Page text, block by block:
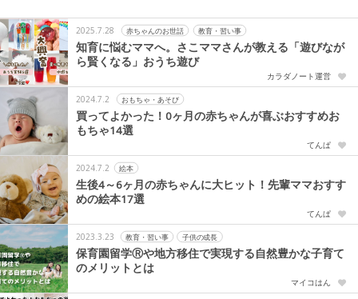
2025.7.28 赤ちゃんのお世話 教育・習い事
知育に悩むママへ。さこママさんが教える「遊びなが
ら賢くなる」おうち遊び
カラダノート運営
2024.7.2 おもちゃ・あそび
買ってよかった！0ヶ月の赤ちゃんが喜ぶおすすめお
もちゃ14選
てんぱ
2024.7.2 絵本
生後4～6ヶ月の赤ちゃんに大ヒット！先輩ママおすす
めの絵本17選
てんぱ
2023.3.23 教育・習い事 子供の成長
保育園留学Ⓡや地方移住で実現する自然豊かな子育て
のメリットとは
マイコはん